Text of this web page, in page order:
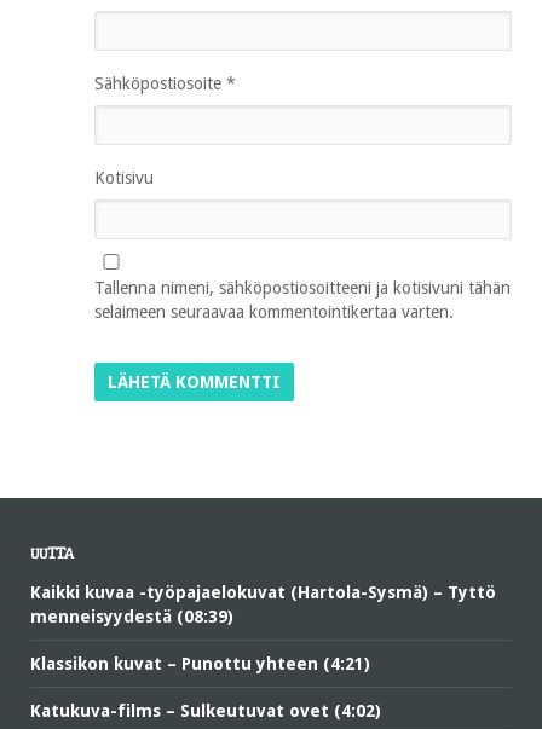
Sähköpostiosoite *
Kotisivu
Tallenna nimeni, sähköpostiosoitteeni ja kotisivuni tähän
selaimeen seuraavaa kommentointikertaa varten.
UUTTA
Kaikki kuvaa -työpajaelokuvat (Hartola-Sysmä) – Tyttö
menneisyydestä (08:39)
Klassikon kuvat – Punottu yhteen (4:21)
Katukuva-films – Sulkeutuvat ovet (4:02)